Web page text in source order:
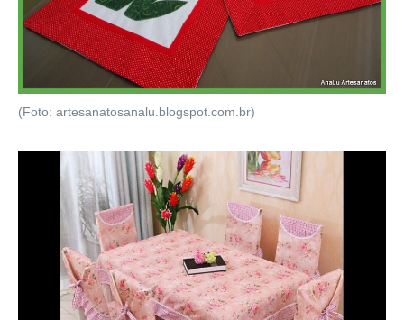
(Foto: artesanatosanalu.blogspot.com.br)